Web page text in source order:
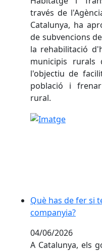
través de
Catalunya, ha
de subvencions
la rehabilitació
municipis rurals
l'objectiu de
població i
rural.
Què has de fer si
Què has de fer si
companyia?
04/06/2026
A Catalunya, els